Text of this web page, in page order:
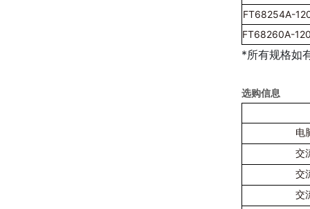
FT68254A-
FT68260A-
*所有规格如
选购信息
电
交
交
交